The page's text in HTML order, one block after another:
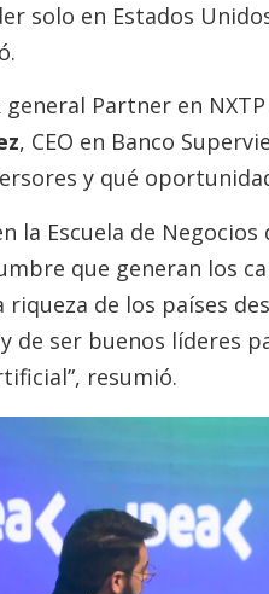
solo en Estados
Partner en
, CEO en Banco
y qué
la Escuela de
que generan los
riqueza de los países
de ser buenos líderes
resumió.